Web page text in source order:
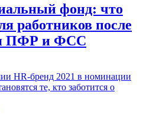
фонд: что
работников после
ПФР и ФСС